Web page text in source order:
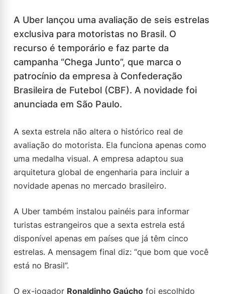
A Uber lançou uma avaliação de seis estrelas
exclusiva para motoristas no Brasil. O
recurso é temporário e faz parte da
campanha “Chega Junto”, que marca o
patrocínio da empresa à Confederação
Brasileira de Futebol (CBF). A novidade foi
anunciada em São Paulo.
A sexta estrela não altera o histórico real de
avaliação do motorista. Ela funciona apenas como
uma medalha visual. A empresa adaptou sua
arquitetura global de engenharia para incluir a
novidade apenas no mercado brasileiro.
A Uber também instalou painéis para informar
turistas estrangeiros que a sexta estrela está
disponível apenas em países que já têm cinco
estrelas. A mensagem final diz: “que bom que você
está no Brasil”.
O ex-jogador Ronaldinho Gaúcho foi escolhido